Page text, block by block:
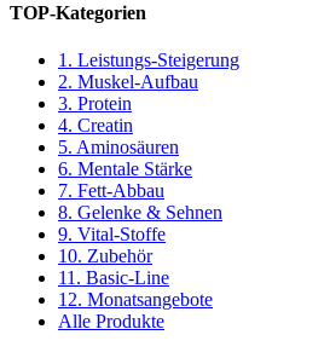
TOP-Kategorien
1. Leistungs-Steigerung
2. Muskel-Aufbau
3. Protein
4. Creatin
5. Aminosäuren
6. Mentale Stärke
7. Fett-Abbau
8. Gelenke & Sehnen
9. Vital-Stoffe
10. Zubehör
11. Basic-Line
12. Monatsangebote
Alle Produkte